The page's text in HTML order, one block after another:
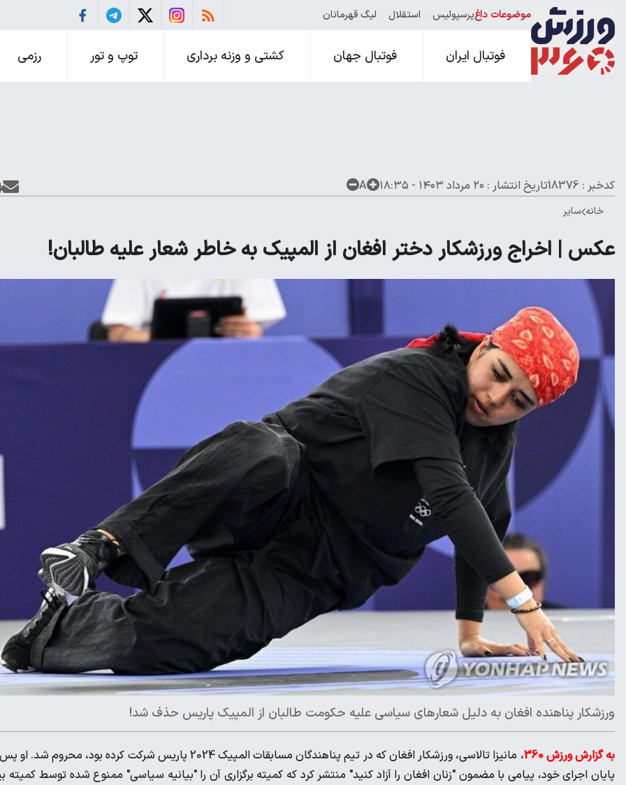
موضوعات داغپرسپولیس استقلال لیگ قهرمانان
فوتبال ایران فوتبال جهان کشتی و وزنه برداری توپ و تور رزمی
کدخبر : 18376 تاریخ انتشار : ۲۰ مرداد ۱۴۰۳ - ۱۸:۳۵ A
خانه سایر
عکس | اخراج ورزشکار دختر افغان از المپیک به خاطر شعار علیه طالبان!
ورزشکار پناهنده افغان به دلیل شعارهای سیاسی علیه حکومت طالبان از المپیک پاریس حذف شد!
به گزارش ورزش 360
، مانیزا تالاسی، ورزشکار افغان که در تیم پناهندگان مسابقات المپیک 2024 پاریس شرکت کرده بود، محروم شد.
پایان اجرای خود، پیامی با مضمون "زنان افغان را آزاد کنید" منتشر کرد که کمیته برگزاری آن را "بیانیه سیاسی" ممنوع شده توسط کمیته